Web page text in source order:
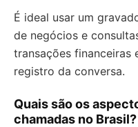
É ideal usar um
de negócios e
transações financeiras
registro da conversa.
Quais são os
chamadas no Brasil?